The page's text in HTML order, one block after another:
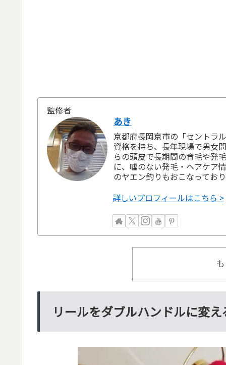
監修者
あき
京都府長岡京市の「セントラ
資格を持ち、長年現場で男女
らの頭皮で長期間の育毛や発
に、嘘のない発毛・ヘアケア
のヤエン釣りもおこなってお
詳しいプロフィールはこちら >
リールをダブルハンドルに変